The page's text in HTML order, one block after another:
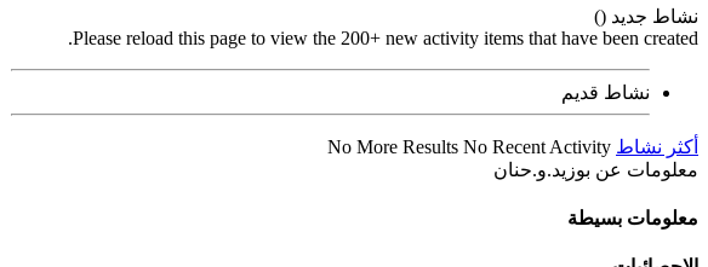
نشاط جديد ()
Please reload this page to view the 200+ new activity items that have been created.
نشاط قديم
أكثر نشاط No More Results No Recent Activity
معلومات عن بوزيد.و.حنان
معلومات بسيطة